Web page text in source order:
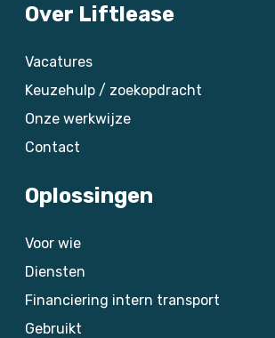
Over Liftlease
Vacatures
Keuzehulp / zoekopdracht
Onze werkwijze
Contact
Oplossingen
Voor wie
Diensten
Financiering intern transport
Gebruikt